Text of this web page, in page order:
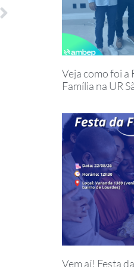
Veja como foi a
Família na UR
Vem aí! Festa